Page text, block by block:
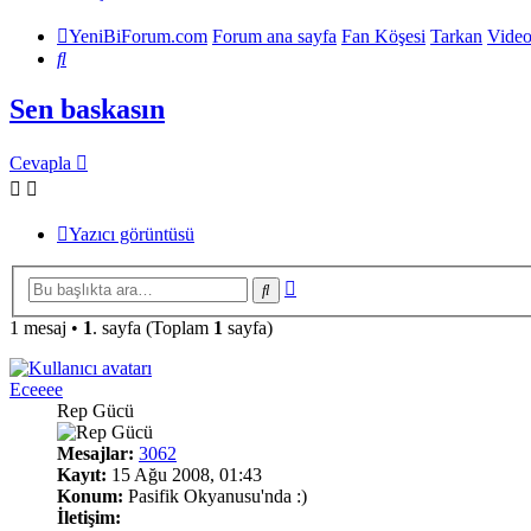
YeniBiForum.com Forum ana sayfa Fan Köşesi Tarkan
Ara
Sen baskasın
Cevapla
Yazıcı görüntüsü
Ara
1 mesaj • 1. sayfa (Toplam 1 sayfa)
Eceeee
Rep Gücü
Mesajlar: 3062
Kayıt: 15 Ağu 2008, 01:43
Konum: Pasifik Okyanusu'nda :)
İletişim: